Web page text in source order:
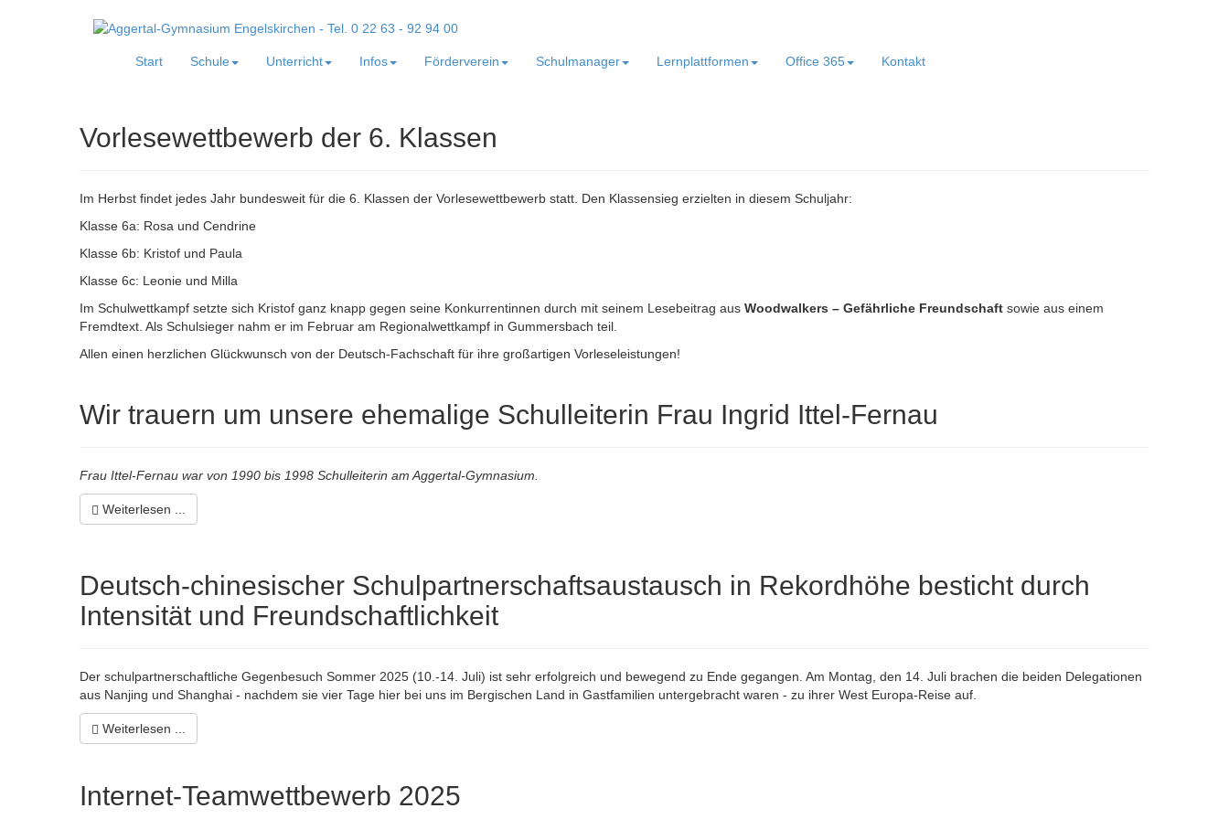
Start Schule Unterricht Infos Förderverein Schulmanager Lernplattformen Office 365 Kontakt
Vorlesewettbewerb der 6. Klassen
Im Herbst findet jedes Jahr bundesweit für die 6. Klassen der Vorlesewettbewerb statt. Den Klassensieg erzielten in diesem Schuljahr:
Klasse 6a: Rosa und Cendrine
Klasse 6b: Kristof und Paula
Klasse 6c: Leonie und Milla
Im Schulwettkampf setzte sich Kristof ganz knapp gegen seine Konkurrentinnen durch mit seinem Lesebeitrag aus Woodwalkers – Gefährliche Freundschaft sowie aus einem
Fremdtext. Als Schulsieger nahm er im Februar am Regionalwettkampf in Gummersbach teil.
Allen einen herzlichen Glückwunsch von der Deutsch-Fachschaft für ihre großartigen Vorleseleistungen!
Wir trauern um unsere ehemalige Schulleiterin Frau Ingrid Ittel-Fernau
Frau Ittel-Fernau war von 1990 bis 1998 Schulleiterin am Aggertal-Gymnasium.
Weiterlesen ...
Deutsch-chinesischer Schulpartnerschaftsaustausch in Rekordhöhe besticht durch
Intensität und Freundschaftlichkeit
Der schulpartnerschaftliche Gegenbesuch Sommer 2025 (10.-14. Juli) ist sehr erfolgreich und bewegend zu Ende gegangen. Am Montag, den 14. Juli brachen die beiden Delegationen
aus Nanjing und Shanghai - nachdem sie vier Tage hier bei uns im Bergischen Land in Gastfamilien untergebracht waren - zu ihrer West Europa-Reise auf.
Weiterlesen ...
Internet-Teamwettbewerb 2025